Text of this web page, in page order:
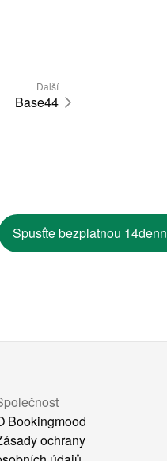
Další
Base44
Spusťte bezplatnou
Bookingmood
ochrany